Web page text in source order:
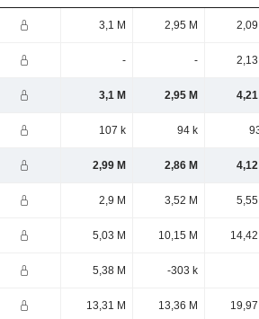
3,1 M 2,95 M 2,09
- - 2,13
3,1 M 2,95 M 4,21
107 k 94 k
2,99 M 2,86 M 4,12
2,9 M 3,52 M 5,55
5,03 M 10,15 M 14,42
5,38 M -303 k
13,31 M 13,36 M 19,97